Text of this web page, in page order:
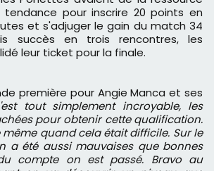
pour inscrire 20 points en
et s'adjuger le gain du match 34
succès en trois rencontres, les
leur ticket pour la finale.
première pour Angie Manca et ses
tout simplement incroyable, les
pour obtenir cette qualification.
quand cela était difficile. Sur le
a été aussi mauvaises que bonnes
compte on est passé. Bravo au